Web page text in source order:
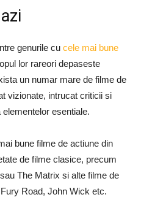
genurile cu cele mai bune
lor rareori depaseste
un numar mare de filme de
vizionate, intrucat criticii si
esentiale.
bune filme de actiune din
de filme clasice, precum
The Matrix si alte filme de
Road, John Wick etc.